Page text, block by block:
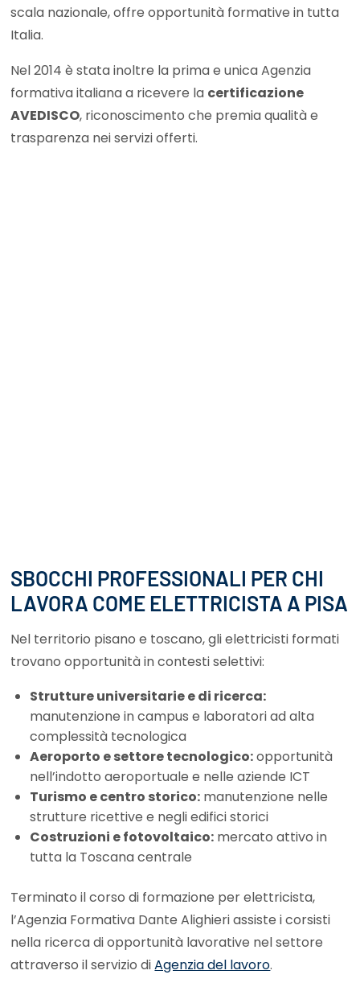
scala nazionale, offre opportunità formative in tutta
Italia.
Nel 2014 è stata inoltre la prima e unica Agenzia
formativa italiana a ricevere la certificazione
AVEDISCO, riconoscimento che premia qualità e
trasparenza nei servizi offerti.
SBOCCHI PROFESSIONALI PER CHI
LAVORA COME ELETTRICISTA A PISA
Nel territorio pisano e toscano, gli elettricisti formati
trovano opportunità in contesti selettivi:
Strutture universitarie e di ricerca:
manutenzione in campus e laboratori ad alta
complessità tecnologica
Aeroporto e settore tecnologico:opportunità
nell’indotto aeroportuale e nelle aziende ICT
Turismo e centro storico: manutenzione nelle
strutture ricettive e negli edifici storici
Costruzioni e fotovoltaico: mercato attivo in
tutta la Toscana centrale
Terminato il corso di formazione per elettricista,
l’Agenzia Formativa Dante Alighieri assiste i corsisti
nella ricerca di opportunità lavorative nel settore
attraverso il servizio diAgenzia del lavoro.